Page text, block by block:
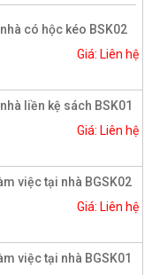
có hộc kéo BSK02
Giá: Liên hệ
liền kệ sách BSK01
Giá: Liên hệ
việc tại nhà BGSK02
Giá: Liên hệ
việc tại nhà BGSK01